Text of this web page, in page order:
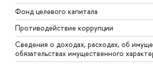
Фонд целевого капитала
Противодействие коррупции
Сведения о доходах, расходах, об
обязательствах имущественного